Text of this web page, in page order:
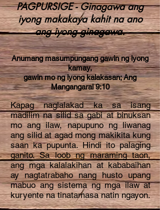
PAGPURSIGE - Ginagawa ang
iyong makakaya kahit na ano
ang iyong ginagawa.
Anumang masumpungang gawin ng iyong
kamay,
gawin mo ng iyong kalakasan; Ang
Mangangaral 9:10
Kapag naglalakad ka sa isang
madilim na silid sa gabi at binuksan
mo ang ilaw, napupuno ng liwanag
ang silid at agad mong makikita kung
saan ka pupunta. Hindi ito palaging
ganito. Sa loob ng maraming taon,
ang mga kalalakihan at kababaihan
ay nagtatrabaho nang husto upang
mabuo ang sistema ng mga ilaw at
kuryente na tinatamasa natin ngayon.